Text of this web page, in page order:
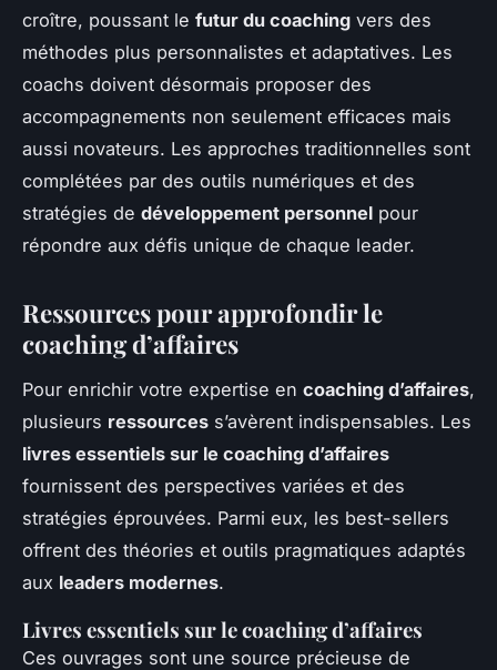
croître, poussant le futur du coaching vers des
méthodes plus personnalistes et adaptatives. Les
coachs doivent désormais proposer des
accompagnements non seulement efficaces mais
aussi novateurs. Les approches traditionnelles sont
complétées par des outils numériques et des
stratégies de développement personnel pour
répondre aux défis unique de chaque leader.
Ressources pour approfondir le
coaching d’affaires
Pour enrichir votre expertise en coaching d’affaires,
plusieurs ressources s’avèrent indispensables. Les
livres essentiels sur le coaching d’affaires
fournissent des perspectives variées et des
stratégies éprouvées. Parmi eux, les best-sellers
offrent des théories et outils pragmatiques adaptés
aux leaders modernes.
Livres essentiels sur le coaching d’affaires
Ces ouvrages sont une source précieuse de